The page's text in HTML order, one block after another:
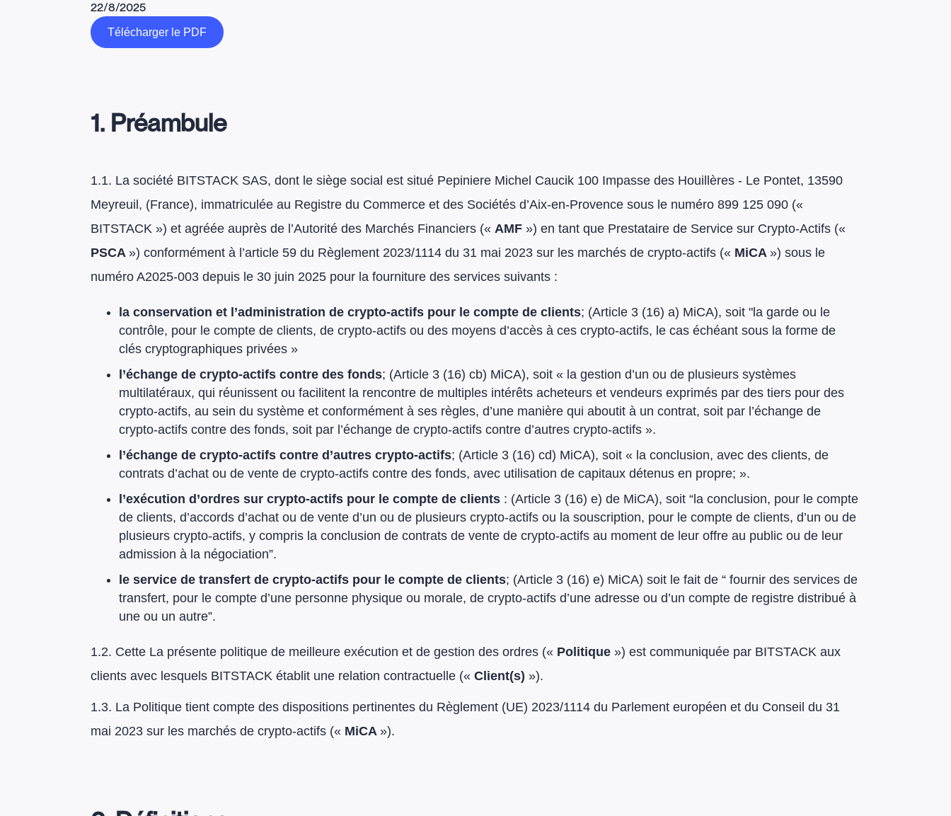
22/8/2025
Télécharger le PDF
1. Préambule
1.1. La société BITSTACK SAS, dont le siège social est situé Pepiniere Michel Caucik 100 Impasse des Houillères - Le Pontet, 13590
Meyreuil, (France), immatriculée au Registre du Commerce et des Sociétés d’Aix-en-Provence sous le numéro 899 125 090 («
BITSTACK ») et agréée auprès de l’Autorité des Marchés Financiers (« AMF ») en tant que Prestataire de Service sur Crypto-Actifs («
PSCA ») conformément à l’article 59 du Règlement 2023/1114 du 31 mai 2023 sur les marchés de crypto-actifs (« MiCA ») sous le
numéro A2025-003 depuis le 30 juin 2025 pour la fourniture des services suivants :
la conservation et l’administration de crypto-actifs pour le compte de clients; (Article 3 (16) a) MiCA), soit "la garde ou le
contrôle, pour le compte de clients, de crypto-actifs ou des moyens d’accès à ces crypto-actifs, le cas échéant sous la forme de
clés cryptographiques privées »
l’échange de crypto-actifs contre des fonds; (Article 3 (16) cb) MiCA), soit « la gestion d’un ou de plusieurs systèmes
multilatéraux, qui réunissent ou facilitent la rencontre de multiples intérêts acheteurs et vendeurs exprimés par des tiers pour des
crypto-actifs, au sein du système et conformément à ses règles, d’une manière qui aboutit à un contrat, soit par l’échange de
crypto-actifs contre des fonds, soit par l’échange de crypto-actifs contre d’autres crypto-actifs ».
l’échange de crypto-actifs contre d’autres crypto-actifs; (Article 3 (16) cd) MiCA), soit « la conclusion, avec des clients, de
contrats d’achat ou de vente de crypto-actifs contre des fonds, avec utilisation de capitaux détenus en propre; ».
l’exécution d’ordres sur crypto-actifs pour le compte de clients : (Article 3 (16) e) de MiCA), soit “la conclusion, pour le compte
de clients, d’accords d’achat ou de vente d’un ou de plusieurs crypto-actifs ou la souscription, pour le compte de clients, d’un ou de
plusieurs crypto-actifs, y compris la conclusion de contrats de vente de crypto-actifs au moment de leur offre au public ou de leur
admission à la négociation”.
le service de transfert de crypto-actifs pour le compte de clients; (Article 3 (16) e) MiCA) soit le fait de “ fournir des services de
transfert, pour le compte d’une personne physique ou morale, de crypto-actifs d’une adresse ou d’un compte de registre distribué à
une ou un autre”.
1.2. Cette La présente politique de meilleure exécution et de gestion des ordres (« Politique ») est communiquée par BITSTACK aux
clients avec lesquels BITSTACK établit une relation contractuelle (« Client(s) »).
1.3. La Politique tient compte des dispositions pertinentes du Règlement (UE) 2023/1114 du Parlement européen et du Conseil du 31
mai 2023 sur les marchés de crypto-actifs (« MiCA »).